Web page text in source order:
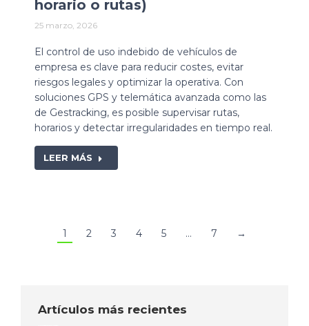
horario o rutas)
25 marzo, 2026
El control de uso indebido de vehículos de
empresa es clave para reducir costes, evitar
riesgos legales y optimizar la operativa. Con
soluciones GPS y telemática avanzada como las
de Gestracking, es posible supervisar rutas,
horarios y detectar irregularidades en tiempo real.
LEER MÁS
1 2 3 4 5 … 7 →
Artículos más recientes